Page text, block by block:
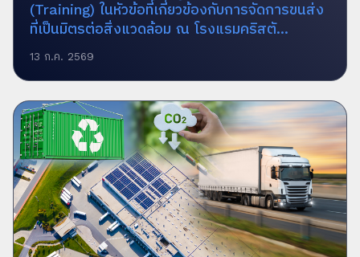
(Training) ในหัวข้อที่เกี่ยวข้องกับการจัดการขนส่ง
ที่เป็นมิตรต่อสิ่งแวดล้อม ณ โรงแรมคริสตั...
13 ก.ค. 2569